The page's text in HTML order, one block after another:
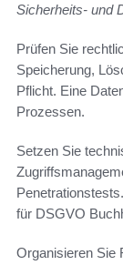
Sicherheits- und
Prüfen Sie
Speicherung,
Pflicht. Eine
Prozessen.
Setzen Sie
für DSGVO
Organisieren Sie